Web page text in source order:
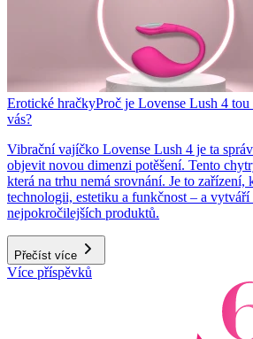
Erotické hračkyProč je Lovense Lush 4
vás?
Vibrační vajíčko Lovense Lush 4 je ta
objevit novou dimenzi potěšení. Tento
která na trhu nemá srovnání. Je to zařízení,
technologii, estetiku a funkčnost – a vytváří
nejpokročilejších produktů.
Přečíst více
Více příspěvků